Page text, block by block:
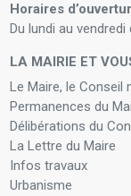
Horaires
Du lundi au
LA MAIRIE ET
Le Maire, le
Permanences du
Délibérations du
La Lettre du Maire
Infos travaux
Urbanisme